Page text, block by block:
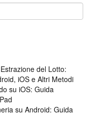
del Lotto:
iOS e Altri Metodi
su iOS: Guida
su Android: Guida